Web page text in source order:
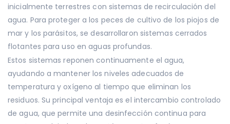
inicialmente terrestres con sistemas de recirculación del
agua. Para proteger a los peces de cultivo de los piojos de
mar y los parásitos, se desarrollaron sistemas cerrados
flotantes para uso en aguas profundas.
Estos sistemas reponen continuamente el agua,
ayudando a mantener los niveles adecuados de
temperatura y oxígeno al tiempo que eliminan los
residuos. Su principal ventaja es el intercambio controlado
de agua, que permite una desinfección continua para